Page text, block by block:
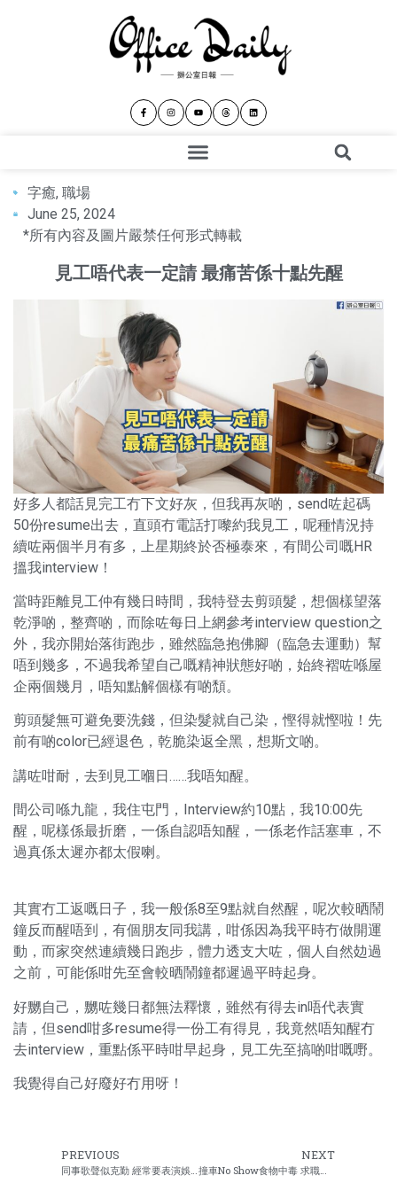
字癒, 職場
June 25, 2024
*所有內容及圖片嚴禁任何形式轉載
見工唔代表一定請 最痛苦係十點先醒
好多人都話見完工冇下文好灰，但我再灰啲，send咗起碼
50份resume出去，直頭冇電話打嚟約我見工，呢種情況持
續咗兩個半月有多，上星期終於否極泰來，有間公司嘅HR
搵我interview！
當時距離見工仲有幾日時間，我特登去剪頭髮，想個樣望落
乾淨啲，整齊啲，而除咗每日上網參考interview question之
外，我亦開始落街跑步，雖然臨急抱佛腳（臨急去運動）幫
唔到幾多，不過我希望自己嘅精神狀態好啲，始終褶咗喺屋
企兩個幾月，唔知點解個樣有啲頹。
剪頭髮無可避免要洗錢，但染髮就自己染，慳得就慳啦！先
前有啲color已經退色，乾脆染返全黑，想斯文啲。
講咗咁耐，去到見工嗰日……我唔知醒。
間公司喺九龍，我住屯門，Interview約10點，我10:00先
醒，呢樣係最折磨，一係自認唔知醒，一係老作話塞車，不
過真係太遲亦都太假喇。
其實冇工返嘅日子，我一般係8至9點就自然醒，呢次較晒鬧
鐘反而醒唔到，有個朋友同我講，咁係因為我平時冇做開運
動，而家突然連續幾日跑步，體力透支大咗，個人自然攰過
之前，可能係咁先至會較晒鬧鐘都遲過平時起身。
好嬲自己，嬲咗幾日都無法釋懷，雖然有得去in唔代表實
請，但send咁多resume得一份工有得見，我竟然唔知醒冇
去interview，重點係平時咁早起身，見工先至搞啲咁嘅嘢。
我覺得自己好廢好冇用呀！
PREVIOUS
同事歌聲似克勤 經常要表演娛賓
NEXT
撞車No Show食物中毒 求職者約3次都in唔到